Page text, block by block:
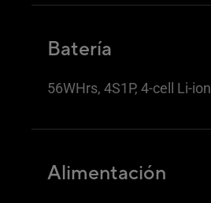
Batería
56WHrs, 4S1P, 4-cell Li-ion
Alimentación